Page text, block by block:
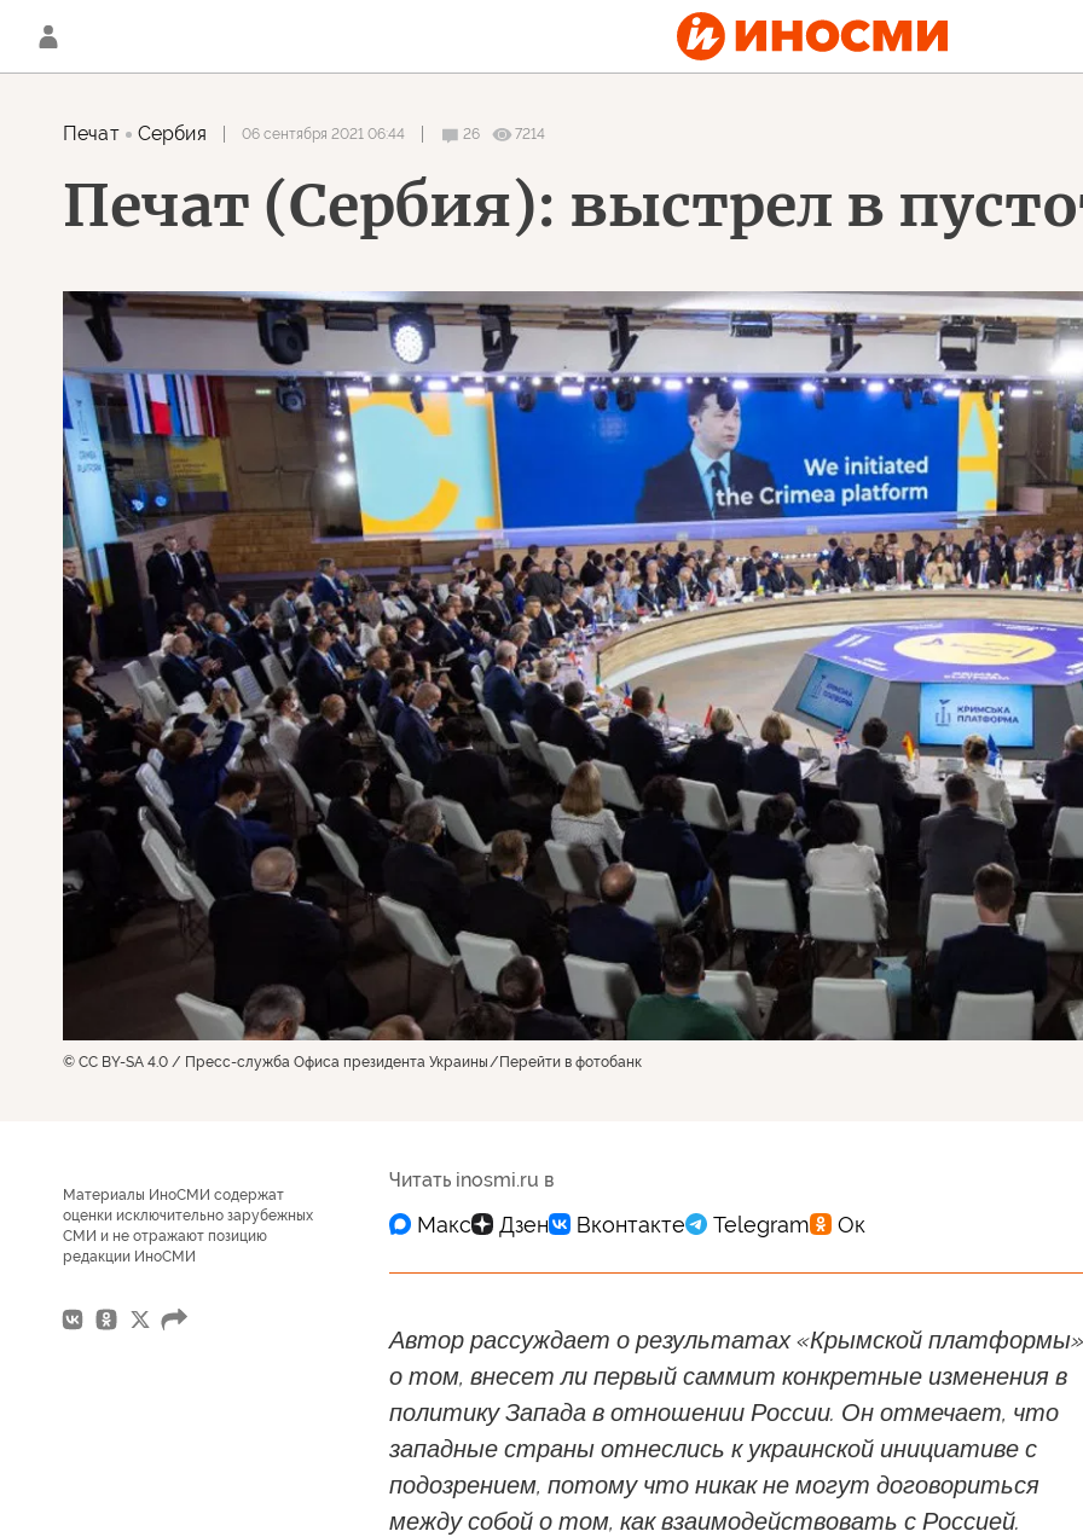
Печат Сербия 06 сентября 2021 06:44 26 7214
Печат (Сербия): выстрел в
© CC BY-SA 4.0 / Пресс-служба Офиса президента Украины Перейти в фотобанк
Материалы ИноСМИ содержат
оценки исключительно зарубежных
СМИ и не отражают позицию
редакции ИноСМИ
Читать inosmi.ru в
Автор рассуждает о результатах «Крымской
о том, внесет ли первый саммит конкретные изменения в
политику Запада в отношении России. Он отмечает, что
западные страны отнеслись к украинской инициативе с
подозрением, потому что никак не могут договориться
между собой о том, как взаимодействовать с Россией.